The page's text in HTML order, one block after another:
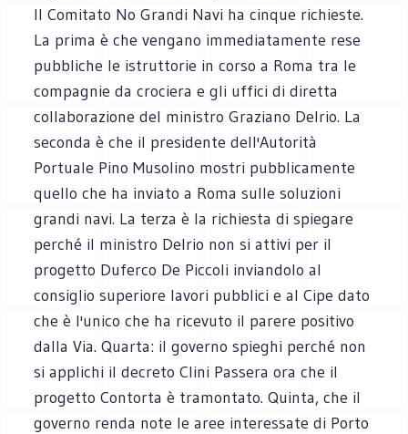
Il Comitato No Grandi Navi ha cinque richieste.
La prima è che vengano immediatamente rese
pubbliche le istruttorie in corso a Roma tra le
compagnie da crociera e gli uffici di diretta
collaborazione del ministro Graziano Delrio. La
seconda è che il presidente dell'Autorità
Portuale Pino Musolino mostri pubblicamente
quello che ha inviato a Roma sulle soluzioni
grandi navi. La terza è la richiesta di spiegare
perché il ministro Delrio non si attivi per il
progetto Duferco De Piccoli inviandolo al
consiglio superiore lavori pubblici e al Cipe dato
che è l'unico che ha ricevuto il parere positivo
dalla Via. Quarta: il governo spieghi perché non
si applichi il decreto Clini Passera ora che il
progetto Contorta è tramontato. Quinta, che il
governo renda note le aree interessate di Porto